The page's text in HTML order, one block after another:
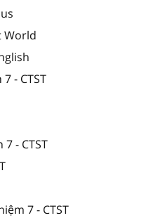
World
- CTST
- CTST
7 - CTST